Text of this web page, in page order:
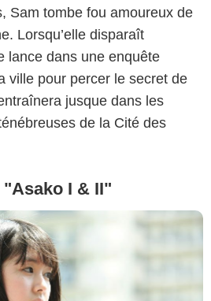
Sam tombe fou amoureux de
Lorsqu’elle disparaît
lance dans une enquête
ville pour percer le secret de
jusque dans les
de la Cité des
I & II"